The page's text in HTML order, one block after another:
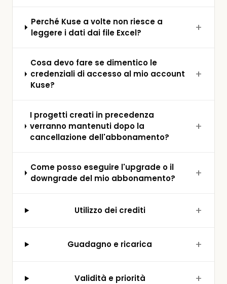
Perché Kuse a volte non riesce a
leggere i dati dai file Excel?
Cosa devo fare se dimentico le
credenziali di accesso al mio account
Kuse?
I progetti creati in precedenza
verranno mantenuti dopo la
cancellazione dell'abbonamento?
Come posso eseguire l'upgrade o il
downgrade del mio abbonamento?
Utilizzo dei crediti
Guadagno e ricarica
Validità e priorità